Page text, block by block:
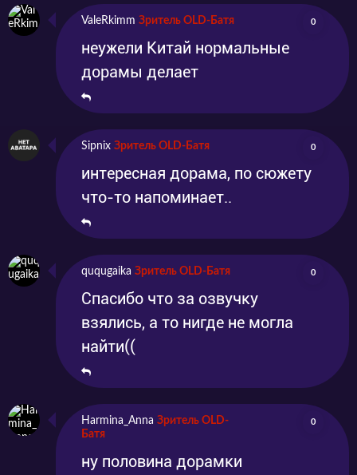
ValeRkimm Зритель OLD-Батя 0
неужели Китай нормальные
дорамы делает
Sipnix Зритель OLD-Батя 0
интересная дорама, по сюжету
что-то напоминает..
ququgaika Зритель OLD-Батя 0
Спасибо что за озвучку
взялись, а то нигде не могла
найти((
Harmina_Anna Зритель OLD-
Батя
0
ну половина дорамки